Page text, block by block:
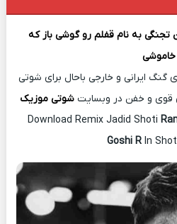
تجنگی به نامقفلم رو گوشی باز که
خاموشی
ایرانی و خارجی باحال برای شوتی
قوی و خفن در وبسایتشوتی موزیک
Download Remix Jadid Shoti
Goshi R In